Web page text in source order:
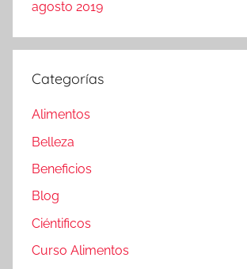
agosto 2019
Categorías
Alimentos
Belleza
Beneficios
Blog
Ciéntificos
Curso Alimentos